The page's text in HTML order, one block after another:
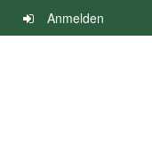
Navigation
überspringen
Anmelden